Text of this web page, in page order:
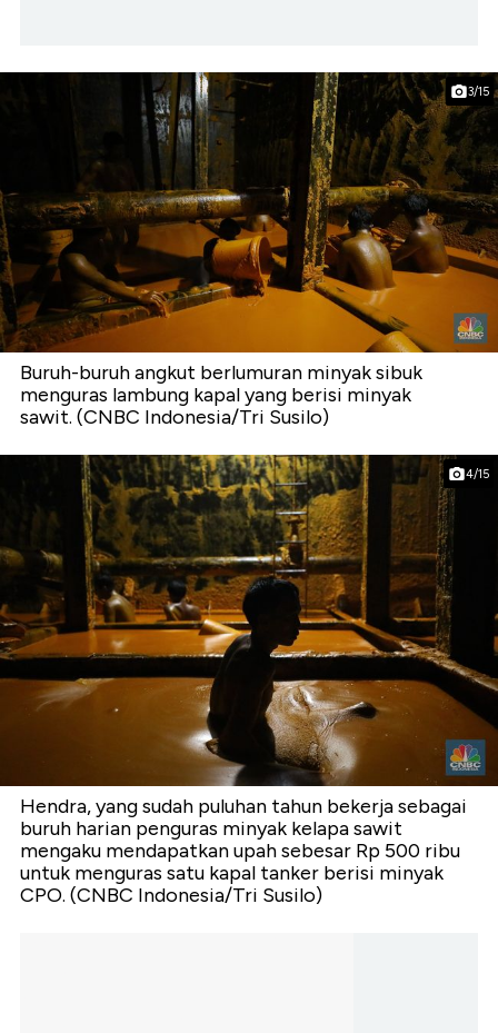
3/15
Buruh-buruh angkut berlumuran minyak sibuk
menguras lambung kapal yang berisi minyak
sawit. (CNBC Indonesia/Tri Susilo)
4/15
Hendra, yang sudah puluhan tahun bekerja sebagai
buruh harian penguras minyak kelapa sawit
mengaku mendapatkan upah sebesar Rp 500 ribu
untuk menguras satu kapal tanker berisi minyak
CPO. (CNBC Indonesia/Tri Susilo)